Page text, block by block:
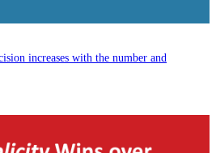
increases with the number and